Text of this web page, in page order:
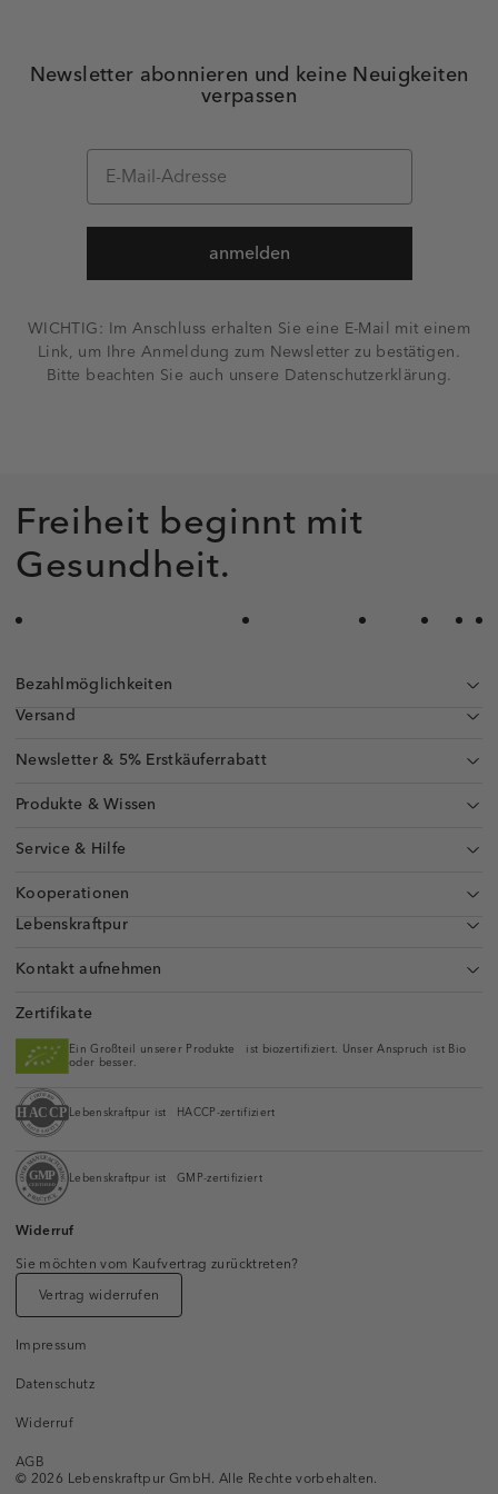
Newsletter abonnieren und keine Neuigkeiten
verpassen
anmelden
WICHTIG: Im Anschluss erhalten Sie eine E-Mail mit einem
Link, um Ihre Anmeldung zum Newsletter zu bestätigen.
Bitte beachten Sie auch unsere Datenschutzerklärung.
Freiheit beginnt mit
Gesundheit.
Produkte & Wissen
Service & Hilfe
Kooperationen
Lebenskraftpur
Kontakt aufnehmen
Bezahlmöglichkeiten
Versand
Zertifikate
Ein Großteil unserer Produkte ist biozertifiziert. Unser Anspruch ist Bio
oder besser.
Lebenskraftpur ist HACCP-zertifiziert
Lebenskraftpur ist GMP-zertifiziert
Widerruf
Sie möchten vom Kaufvertrag zurücktreten?
Vertrag widerrufen
Newsletter & 5% Erstkäuferrabatt
© 2026 Lebenskraftpur GmbH. Alle Rechte vorbehalten.
Impressum
Datenschutz
Widerruf
AGB